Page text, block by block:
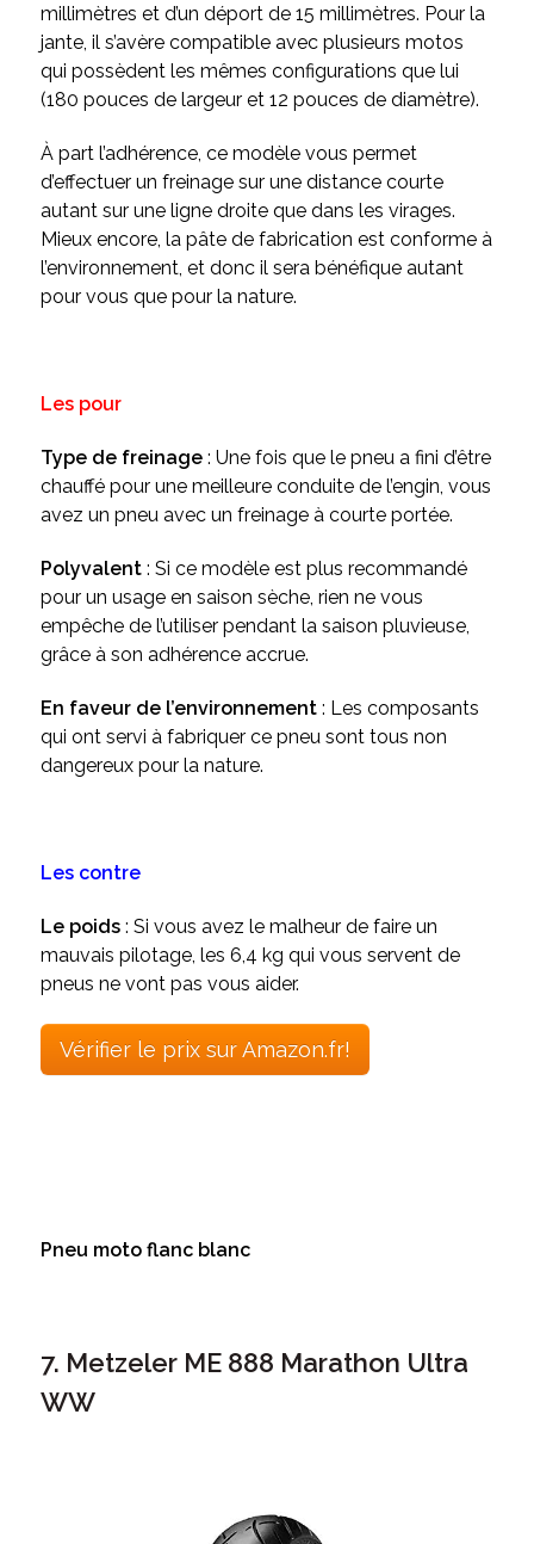
millimètres et d’un déport de 15 millimètres. Pour la
jante, il s’avère compatible avec plusieurs motos
qui possèdent les mêmes configurations que lui
(180 pouces de largeur et 12 pouces de diamètre).
À part l’adhérence, ce modèle vous permet
d’effectuer un freinage sur une distance courte
autant sur une ligne droite que dans les virages.
Mieux encore, la pâte de fabrication est conforme à
l’environnement, et donc il sera bénéfique autant
pour vous que pour la nature.
Les pour
Type de freinage : Une fois que le pneu a fini d’être
chauffé pour une meilleure conduite de l’engin, vous
avez un pneu avec un freinage à courte portée.
Polyvalent: Si ce modèle est plus recommandé
pour un usage en saison sèche, rien ne vous
empêche de l’utiliser pendant la saison pluvieuse,
grâce à son adhérence accrue.
En faveur de l’environnement: Les composants
qui ont servi à fabriquer ce pneu sont tous non
dangereux pour la nature.
Les contre
Le poids : Si vous avez le malheur de faire un
mauvais pilotage, les 6,4 kg qui vous servent de
pneus ne vont pas vous aider.
Vérifier le prix sur Amazon.fr!
Pneu moto flanc blanc
7. Metzeler ME 888 Marathon Ultra
WW